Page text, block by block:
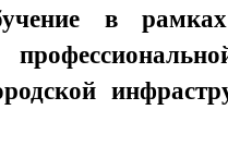
в рамках